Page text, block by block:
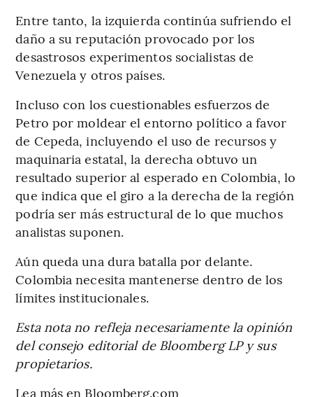
Entre tanto, la izquierda continúa sufriendo el
daño a su reputación provocado por los
desastrosos experimentos socialistas de
Venezuela y otros países.
Incluso con los cuestionables esfuerzos de
Petro por moldear el entorno político a favor
de Cepeda, incluyendo el uso de recursos y
maquinaria estatal, la derecha obtuvo un
resultado superior al esperado en Colombia, lo
que indica que el giro a la derecha de la región
podría ser más estructural de lo que muchos
analistas suponen.
Aún queda una dura batalla por delante.
Colombia necesita mantenerse dentro de los
límites institucionales.
Esta nota no refleja necesariamente la opinión
del consejo editorial de Bloomberg LP y sus
propietarios.
Lea más en Bloomberg.com